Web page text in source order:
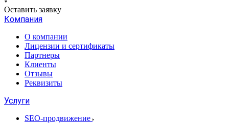
Оставить заявку
Компания
О компании
Лицензии и сертификаты
Партнеры
Клиенты
Отзывы
Реквизиты
Услуги
SEO-продвижение